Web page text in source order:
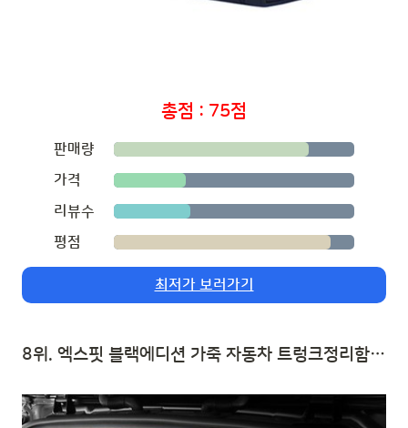
총점 : 75점
판매량
가격
리뷰수
평점
최저가 보러가기
8위. 엑스핏 블랙에디션 가죽 자동차 트렁크정리함 포켓 2p 세트, 블랙 | 자동차 트렁크 수납함